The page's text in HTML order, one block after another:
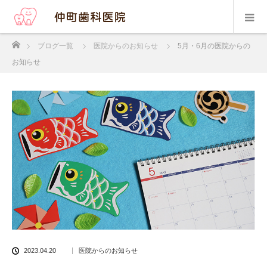
ブログ一覧 医院からのお知らせ
5月・6月の医院からの
お知らせ
2023.04.20 医院からのお知らせ